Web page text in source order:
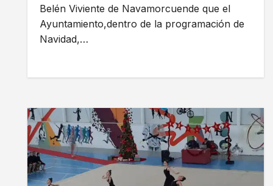
Belén Viviente de Navamorcuende que el
Ayuntamiento,dentro de la programación de
Navidad,…